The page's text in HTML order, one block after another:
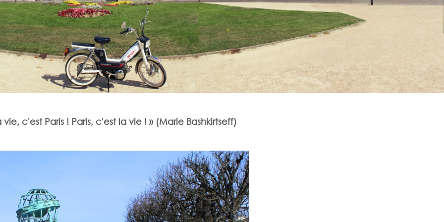
vie, c'est Paris ! Paris, c'est la vie ! » (Marie Bashkirtseff)